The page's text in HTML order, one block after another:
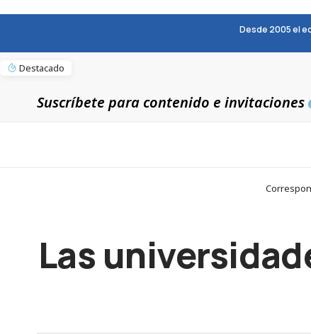
Desde 2005 el
Destacado
Suscríbete para contenido e invitaciones
Las